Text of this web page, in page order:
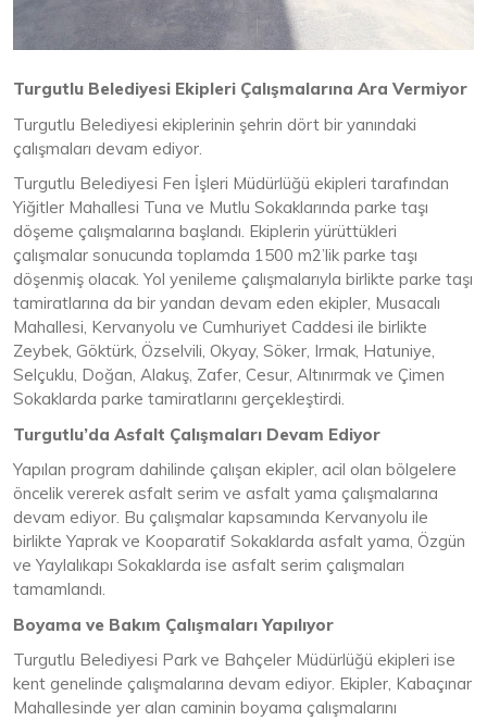
Turgutlu Belediyesi Ekipleri Çalışmalarına Ara Vermiyor
Turgutlu Belediyesi ekiplerinin şehrin dört bir yanındaki
çalışmaları devam ediyor.
Turgutlu Belediyesi Fen İşleri Müdürlüğü ekipleri tarafından
Yiğitler Mahallesi Tuna ve Mutlu Sokaklarında parke taşı
döşeme çalışmalarına başlandı. Ekiplerin yürüttükleri
çalışmalar sonucunda toplamda 1500 m2’lik parke taşı
döşenmiş olacak. Yol yenileme çalışmalarıyla birlikte parke taşı
tamiratlarına da bir yandan devam eden ekipler, Musacalı
Mahallesi, Kervanyolu ve Cumhuriyet Caddesi ile birlikte
Zeybek, Göktürk, Özselvili, Okyay, Söker, Irmak, Hatuniye,
Selçuklu, Doğan, Alakuş, Zafer, Cesur, Altınırmak ve Çimen
Sokaklarda parke tamiratlarını gerçekleştirdi.
Turgutlu’da Asfalt Çalışmaları Devam Ediyor
Yapılan program dahilinde çalışan ekipler, acil olan bölgelere
öncelik vererek asfalt serim ve asfalt yama çalışmalarına
devam ediyor. Bu çalışmalar kapsamında Kervanyolu ile
birlikte Yaprak ve Kooparatif Sokaklarda asfalt yama, Özgün
ve Yaylalıkapı Sokaklarda ise asfalt serim çalışmaları
tamamlandı.
Boyama ve Bakım Çalışmaları Yapılıyor
Turgutlu Belediyesi Park ve Bahçeler Müdürlüğü ekipleri ise
kent genelinde çalışmalarına devam ediyor. Ekipler, Kabaçınar
Mahallesinde yer alan caminin boyama çalışmalarını